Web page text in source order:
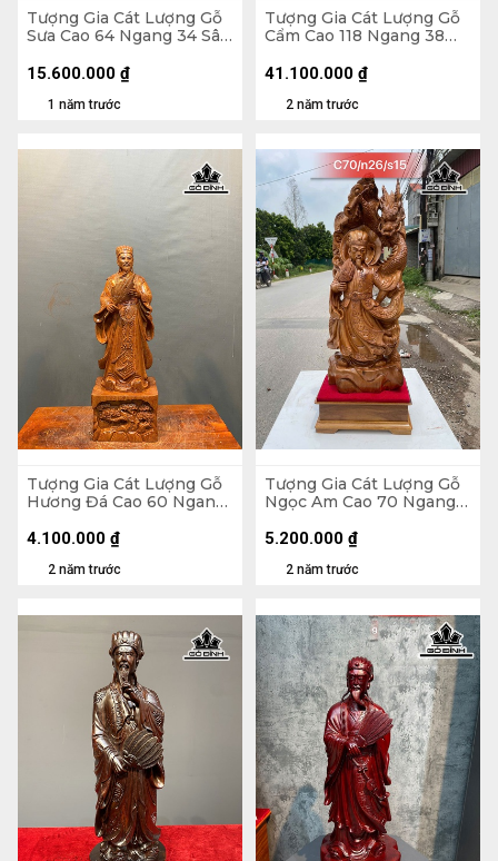
Tượng Gia Cát Lượng Gỗ
Sưa Cao 64 Ngang 34 Sâu
1 năm trước
15.600.000 ₫
Tượng Gia Cát Lượng Gỗ
Cẩm Cao 118 Ngang 38
2 năm trước
41.100.000 ₫
Tượng Gia Cát Lượng Gỗ
Hương Đá Cao 60 Ngang
2 năm trước
4.100.000 ₫
Tượng Gia Cát Lượng Gỗ
Ngọc Am Cao 70 Ngang
2 năm trước
5.200.000 ₫